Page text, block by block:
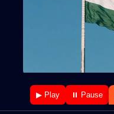
▶ Play ⏸ Pause